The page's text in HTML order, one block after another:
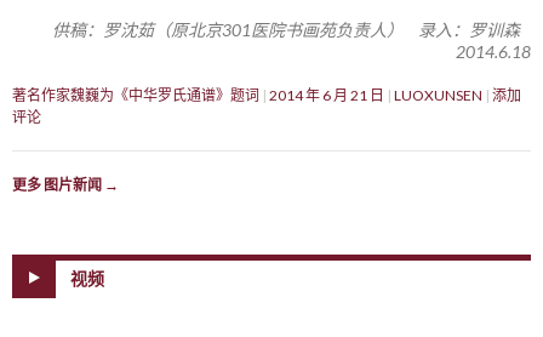
供稿：罗沈茹（原北京301医院书画苑负责人） 录入：罗训森
2014.6.18
著名作家魏巍为《中华罗氏通谱》题词 2014 年 6 月 21 日 LUOXUNSEN 添加
评论
更多 图片新闻 →
视频